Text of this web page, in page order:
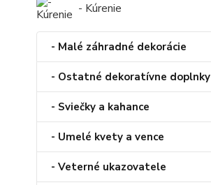
- Kúrenie
- Malé záhradné dekorácie
- Ostatné dekoratívne doplnky
- Sviečky a kahance
- Umelé kvety a vence
- Veterné ukazovatele